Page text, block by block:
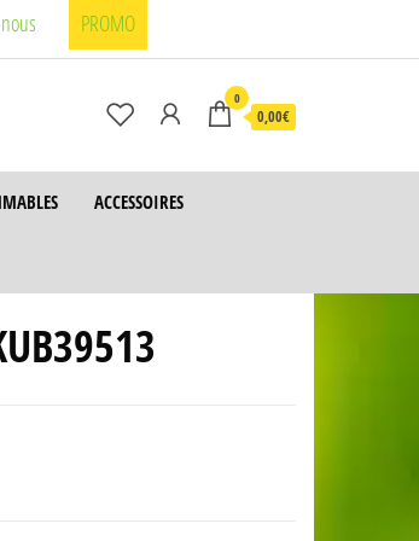
PROMO
0
0,00€
ACCESSOIRES